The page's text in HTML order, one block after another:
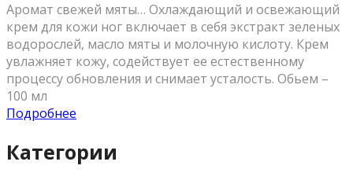
Аромат свежей мяты… Охлаждающий и освежающий
крем для кожи ног включает в себя экстракт зеленых
водорослей, масло мяты и молочную кислоту. Крем
увлажняет кожу, содействует ее естественному
процессу обновления и снимает усталость. Обьем –
100 мл
Подробнее
Категории